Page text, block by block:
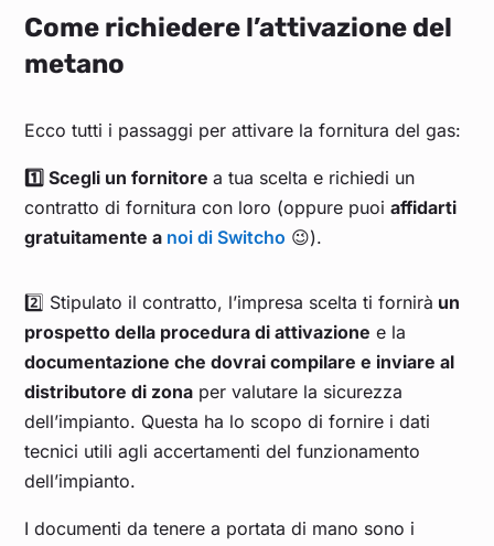
Come richiedere l’attivazione del
metano
Ecco tutti i passaggi per attivare la fornitura del gas:
1️⃣ Scegli un fornitorea tua scelta e richiedi un
contratto di fornitura con loro (oppure puoiaffidarti
gratuitamente a noi di Switcho 😉).
2️⃣ Stipulato il contratto, l’impresa scelta ti fornirà un
prospetto della procedura di attivazione e la
documentazione che dovrai compilare e inviare al
distributore di zona per valutare la sicurezza
dell’impianto. Questa ha lo scopo di fornire i dati
tecnici utili agli accertamenti del funzionamento
dell’impianto.
I documenti da tenere a portata di mano sono i